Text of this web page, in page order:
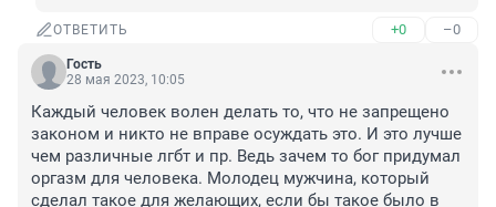
ОТВЕТИТЬ +0 –0
Гость
28 мая 2023, 10:05
Каждый человек волен делать то, что не запрещено
законом и никто не вправе осуждать это. И это лучше
чем различные лгбт и пр. Ведь зачем то бог придумал
оргазм для человека. Молодец мужчина, который
сделал такое для желающих, если бы такое было в